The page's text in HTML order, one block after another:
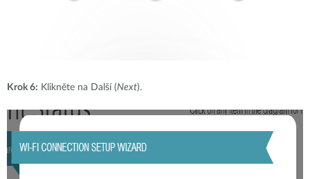
Krok 6: Klikněte na Další (Next).